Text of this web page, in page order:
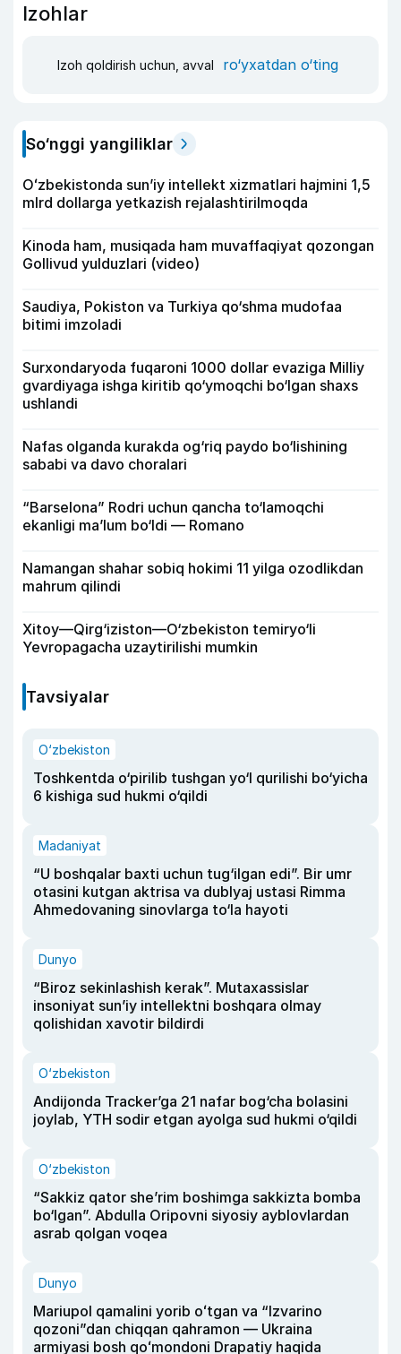
Izohlar
Izoh qoldirish uchun, avval ro‘yxatdan o‘ting
So‘nggi yangiliklar
Oʻzbekistonda sunʼiy intellekt xizmatlari hajmini 1,5
mlrd dollarga yetkazish rejalashtirilmoqda
Kinoda ham, musiqada ham muvaffaqiyat qozongan
Gollivud yulduzlari (video)
Saudiya, Pokiston va Turkiya qo‘shma mudofaa
bitimi imzoladi
Surxondaryoda fuqaroni 1000 dollar evaziga Milliy
gvardiyaga ishga kiritib qo‘ymoqchi bo‘lgan shaxs
ushlandi
Nafas olganda kurakda og‘riq paydo bo‘lishining
sababi va davo choralari
“Barselona” Rodri uchun qancha to‘lamoqchi
ekanligi ma’lum bo‘ldi — Romano
Namangan shahar sobiq hokimi 11 yilga ozodlikdan
mahrum qilindi
Xitoy—Qirg‘iziston—O‘zbekiston temiryo‘li
Yevropagacha uzaytirilishi mumkin
Tavsiyalar
O‘zbekiston
Toshkentda o‘pirilib tushgan yo‘l qurilishi bo‘yicha
6 kishiga sud hukmi o‘qildi
Madaniyat
“U boshqalar baxti uchun tug‘ilgan edi”. Bir umr
otasini kutgan aktrisa va dublyaj ustasi Rimma
Ahmedovaning sinovlarga to‘la hayoti
Dunyo
“Biroz sekinlashish kerak”. Mutaxassislar
insoniyat sun’iy intellektni boshqara olmay
qolishidan xavotir bildirdi
O‘zbekiston
Andijonda Tracker’ga 21 nafar bog‘cha bolasini
joylab, YTH sodir etgan ayolga sud hukmi o‘qildi
O‘zbekiston
“Sakkiz qator she’rim boshimga sakkizta bomba
bo‘lgan”. Abdulla Oripovni siyosiy ayblovlardan
asrab qolgan voqea
Dunyo
Mariupol qamalini yorib oʻtgan va “Izvarino
qozoni”dan chiqqan qahramon — Ukraina
armiyasi bosh qoʻmondoni Drapatiy haqida